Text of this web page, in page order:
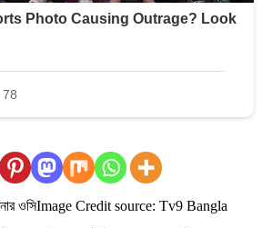
ওসিImage Credit source: Tv9 Bangla